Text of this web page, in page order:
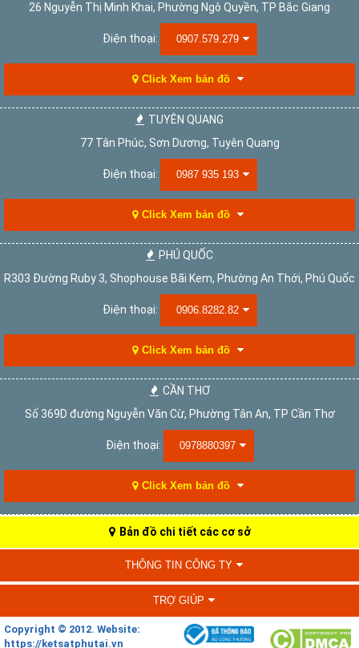
26 Nguyễn Thị Minh Khai, Phường Ngô Quyền, TP Bắc Giang
Điện thoại: 0907.579.279
Click Xem bản đồ
TUYÊN QUANG
77 Tân Phúc, Sơn Dương, Tuyên Quang
Điện thoại: 0987 935 193
Click Xem bản đồ
PHÚ QUỐC
R303 Đường Ruby 3, Shophouse Bãi Kem, Phường An Thới, Phú Quốc
Điện thoại: 0906.8282.82
Click Xem bản đồ
CẦN THƠ
Số 369D đường Nguyễn Văn Cừ, Phường Tân An, TP Cần Thơ
Điện thoại: 0978880397
Click Xem bản đồ
Bản đồ chi tiết các cơ sở
THÔNG TIN CÔNG TY
TRỢ GIÚP
Copyright © 2012. Website:
https://ketsatphutai.vn